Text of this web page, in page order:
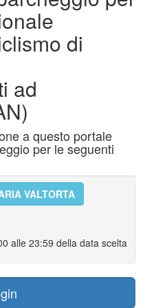
di
ad
a questo portale
per le seguenti
VALTORTA
alle 23:59 della data scelta